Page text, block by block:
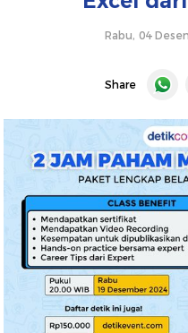
Rabu, 04
Share